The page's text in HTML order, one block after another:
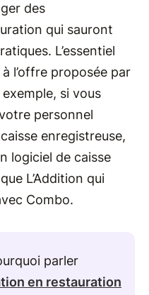
des
qui sauront
L’essentiel
l’offre proposée par
si vous
personnel
enregistreuse,
logiciel de caisse
L’Addition qui
Combo.
parler
en restauration